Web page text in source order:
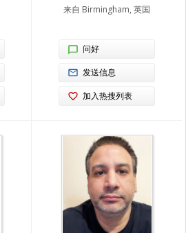
来自 Birmingham, 英国
问好
发送信息
加入热搜列表